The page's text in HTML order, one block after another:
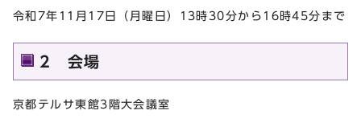
令和7年11月17日（月曜日）13時30分から16時45分まで
2 会場
京都テルサ東館3階大会議室